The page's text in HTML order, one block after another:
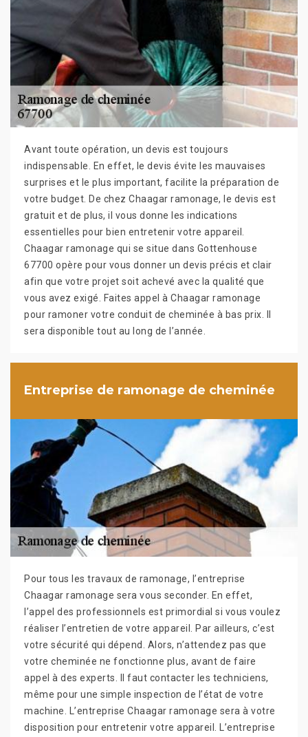
Avant toute opération, un devis est toujours
indispensable. En effet, le devis évite les mauvaises
surprises et le plus important, facilite la préparation de
votre budget. De chez Chaagar ramonage, le devis est
gratuit et de plus, il vous donne les indications
essentielles pour bien entretenir votre appareil.
Chaagar ramonage qui se situe dans Gottenhouse
67700 opère pour vous donner un devis précis et clair
afin que votre projet soit achevé avec la qualité que
vous avez exigé. Faites appel à Chaagar ramonage
pour ramoner votre conduit de cheminée à bas prix. Il
sera disponible tout au long de l’année.
Entreprise de ramonage de cheminée
Pour tous les travaux de ramonage, l’entreprise
Chaagar ramonage sera vous seconder. En effet,
l’appel des professionnels est primordial si vous voulez
réaliser l’entretien de votre appareil. Par ailleurs, c’est
votre sécurité qui dépend. Alors, n’attendez pas que
votre cheminée ne fonctionne plus, avant de faire
appel à des experts. Il faut contacter les techniciens,
même pour une simple inspection de l’état de votre
machine. L’entreprise Chaagar ramonage sera à votre
disposition pour entretenir votre appareil. L’entreprise